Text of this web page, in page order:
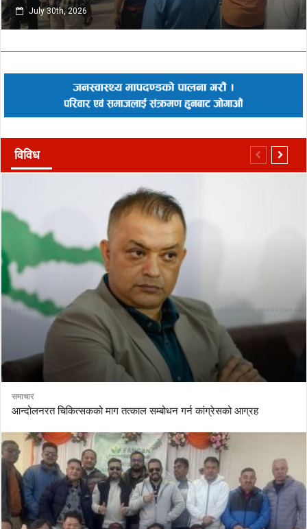
July 30th, 2026
विविध
समाचार
आन्दोलनरत चिकित्सकको माग तत्काल सम्बोधन गर्न कांग्रेसको आग्रह